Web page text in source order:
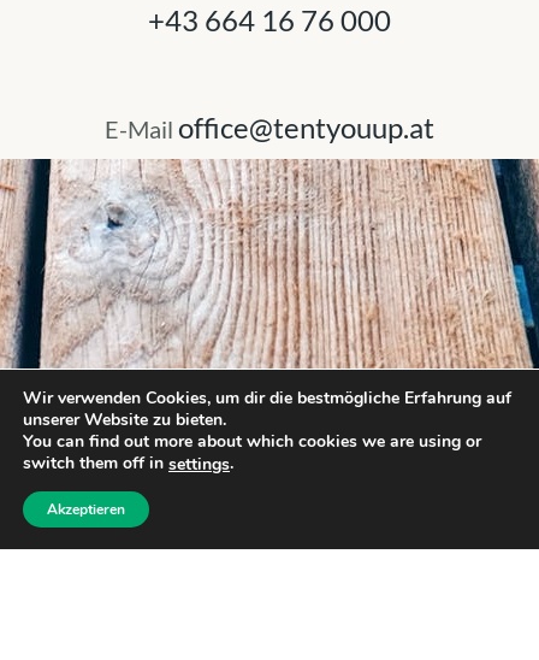
+43 664 16 76 000
E-Mail office@tentyouup.at
Wir verwenden Cookies, um dir die bestmögliche Erfahrung auf
unserer Website zu bieten.
You can find out more about which cookies we are using or
switch them off in settings.
Akzeptieren